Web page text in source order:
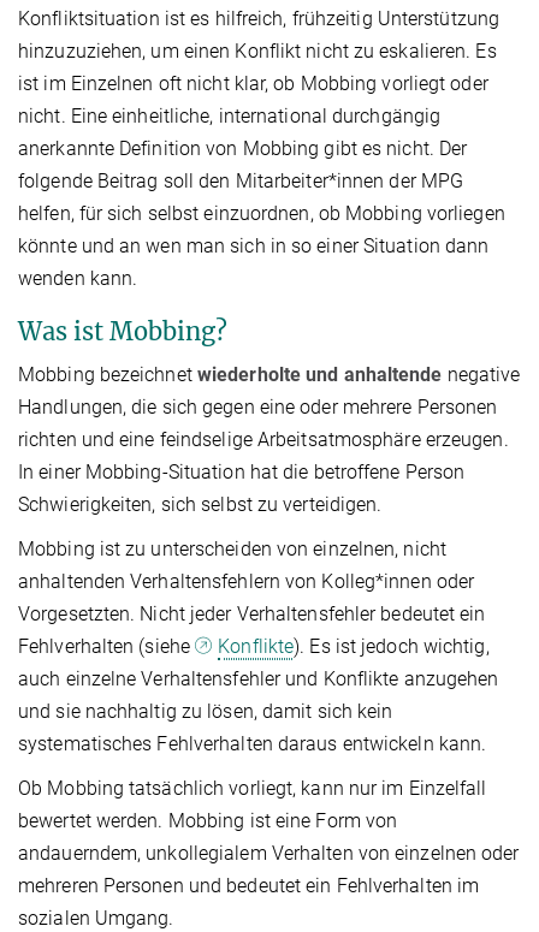
Konfliktsituation ist es hilfreich, frühzeitig Unterstützung
hinzuzuziehen, um einen Konflikt nicht zu eskalieren. Es
ist im Einzelnen oft nicht klar, ob Mobbing vorliegt oder
nicht. Eine einheitliche, international durchgängig
anerkannte Definition von Mobbing gibt es nicht. Der
folgende Beitrag soll den Mitarbeiter*innen der MPG
helfen, für sich selbst einzuordnen, ob Mobbing vorliegen
könnte und an wen man sich in so einer Situation dann
wenden kann.
Was ist Mobbing?
Mobbing bezeichnet wiederholte und anhaltende negative
Handlungen, die sich gegen eine oder mehrere Personen
richten und eine feindselige Arbeitsatmosphäre erzeugen.
In einer Mobbing-Situation hat die betroffene Person
Schwierigkeiten, sich selbst zu verteidigen.
Mobbing ist zu unterscheiden von einzelnen, nicht
anhaltenden Verhaltensfehlern von Kolleg*innen oder
Vorgesetzten. Nicht jeder Verhaltensfehler bedeutet ein
Fehlverhalten (siehe
Konflikte). Es ist jedoch wichtig,
auch einzelne Verhaltensfehler und Konflikte anzugehen
und sie nachhaltig zu lösen, damit sich kein
systematisches Fehlverhalten daraus entwickeln kann.
Ob Mobbing tatsächlich vorliegt, kann nur im Einzelfall
bewertet werden. Mobbing ist eine Form von
andauerndem, unkollegialem Verhalten von einzelnen oder
mehreren Personen und bedeutet ein Fehlverhalten im
sozialen Umgang.